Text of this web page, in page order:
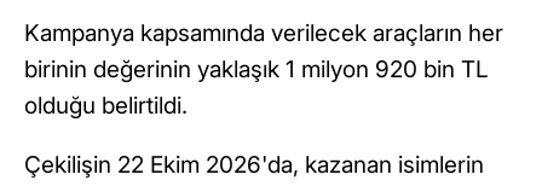
Kampanya kapsamında verilecek araçların her
birinin değerinin yaklaşık 1 milyon 920 bin TL
olduğu belirtildi.
Çekilişin 22 Ekim 2026'da, kazanan isimlerin